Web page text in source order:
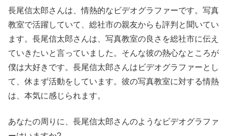
長尾信太郎さんは、情熱的なビデオグラファーです。写真
教室で活躍していて、総社市の親友からも評判と聞いてい
ます。長尾信太郎さんは、写真教室の良さを総社市に伝え
ていきたいと言っていました。そんな彼の熱心なところが
僕は大好きです。長尾信太郎さんはビデオグラファーとし
て、休まず活動をしています。彼の写真教室に対する情熱
は、本気に感じられます。
あなたの周りに、長尾信太郎さんのようなビデオグラファ